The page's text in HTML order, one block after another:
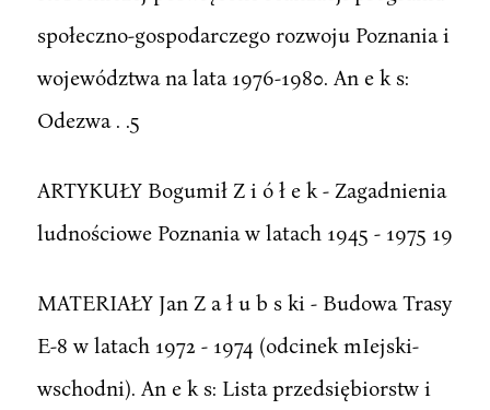
społeczno-gospodarczego rozwoju Poznania i
województwa na lata 1976-1980. An e k s:
Odezwa . .5
ARTYKUŁY Bogumił Z i ó ł e k - Zagadnienia
ludnościowe Poznania w latach 1945 - 1975 19
MATERIAŁY Jan Z a ł u b s ki - Budowa Trasy
E-8 w latach 1972 - 1974 (odcinek mIejski-
wschodni). An e k s: Lista przedsiębiorstw i